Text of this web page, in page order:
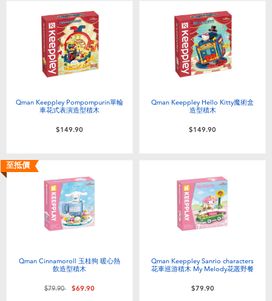
戶外及運動用品
派對用品
角色扮演及造型系列
毛毛公仔玩具
嬰兒及學前玩具
電池
Fuggler
Tomica多美
Globber高樂寶
Qman Keeppley Pompompurin單輪
車花式表演造型積木
$149.90
Qman Keeppley Hello Kitty魔術盒
造型積木
$149.90
至抵價
Qman Cinnamoroll 玉桂狗 暖心熱
飲造型積木
價格從
$79.90至$69.90
Qman Keeppley Sanrio characters
花車巡游積木 My Melody花叢野餐
$79.90